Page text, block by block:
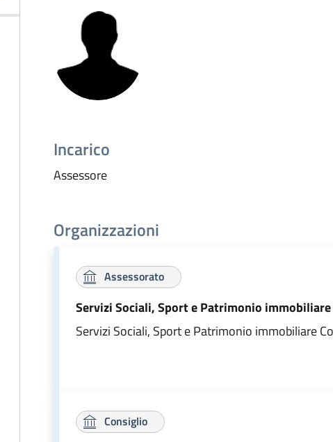
Incarico
Assessore
Organizzazioni
Assessorato
Servizi Sociali, Sport e Patrimonio immobiliare
Servizi Sociali, Sport e Patrimonio immobiliare
Consiglio